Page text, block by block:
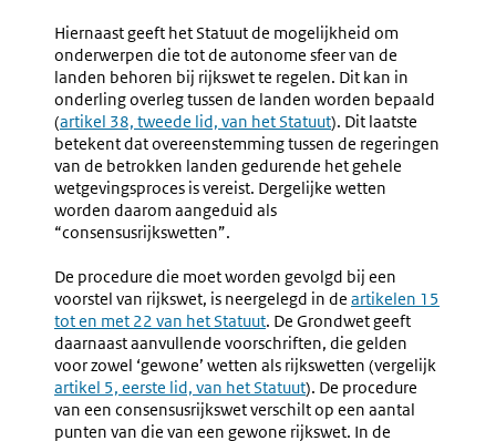
Hiernaast geeft het Statuut de mogelijkheid om
onderwerpen die tot de autonome sfeer van de
landen behoren bij rijkswet te regelen. Dit kan in
onderling overleg tussen de landen worden bepaald
(Externe
link:
artikel 38, tweede lid, van het Statuut). Dit laatste
betekent dat overeenstemming tussen de regeringen
van de betrokken landen gedurende het gehele
wetgevingsproces is vereist. Dergelijke wetten
worden daarom aangeduid als
“consensusrijkswetten”.
De procedure die moet worden gevolgd bij een
voorstel van rijkswet, is neergelegd in de Externe
link:
artikelen 15
tot en met 22 van het Statuut. De Grondwet geeft
daarnaast aanvullende voorschriften, die gelden
voor zowel ‘gewone’ wetten als rijkswetten (vergelijk
artikel 5, eerste lid, van het Statuut). De procedure
van een consensusrijkswet verschilt op een aantal
punten van die van een gewone rijkswet. In de